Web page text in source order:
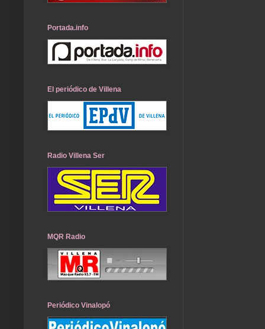
Portada.info
El periódico de Villena
Radio Villena Ser
MQR Radio
Periódico Vinalopó